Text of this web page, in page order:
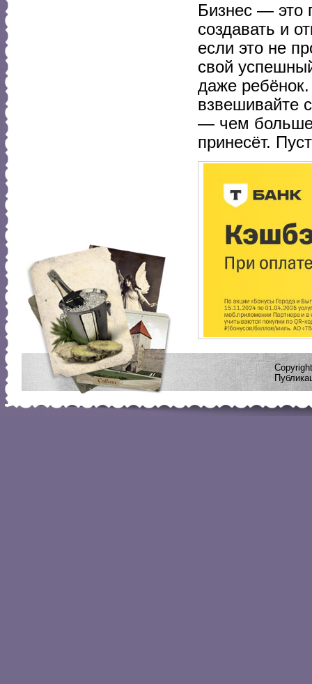
Бизнес — это
создавать и
если это не
свой
даже
взвешивайте
— чем
принесёт.